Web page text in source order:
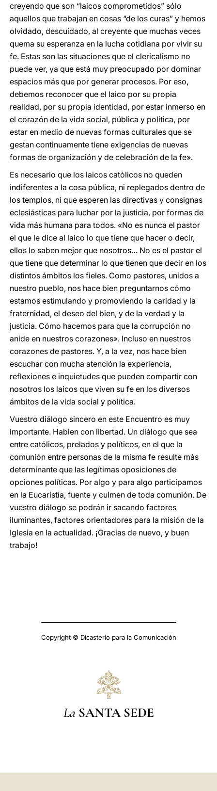
creyendo que son “laicos comprometidos” sólo
aquellos que trabajan en cosas “de los curas” y hemos
olvidado, descuidado, al creyente que muchas veces
quema su esperanza en la lucha cotidiana por vivir su
fe. Estas son las situaciones que el clericalismo no
puede ver, ya que está muy preocupado por dominar
espacios más que por generar procesos. Por eso,
debemos reconocer que el laico por su propia
realidad, por su propia identidad, por estar inmerso en
el corazón de la vida social, pública y política, por
estar en medio de nuevas formas culturales que se
gestan continuamente tiene exigencias de nuevas
formas de organización y de celebración de la fe».
Es necesario que los laicos católicos no queden
indiferentes a la cosa pública, ni replegados dentro de
los templos, ni que esperen las directivas y consignas
eclesiásticas para luchar por la justicia, por formas de
vida más humana para todos. «No es nunca el pastor
el que le dice al laico lo que tiene que hacer o decir,
ellos lo saben mejor que nosotros… No es el pastor el
que tiene que determinar lo que tienen que decir en los
distintos ámbitos los fieles. Como pastores, unidos a
nuestro pueblo, nos hace bien preguntarnos cómo
estamos estimulando y promoviendo la caridad y la
fraternidad, el deseo del bien, y de la verdad y la
justicia. Cómo hacemos para que la corrupción no
anide en nuestros corazones». Incluso en nuestros
corazones de pastores. Y, a la vez, nos hace bien
escuchar con mucha atención la experiencia,
reflexiones e inquietudes que pueden compartir con
nosotros los laicos que viven su fe en los diversos
ámbitos de la vida social y política.
Vuestro diálogo sincero en este Encuentro es muy
importante. Hablen con libertad. Un diálogo que sea
entre católicos, prelados y políticos, en el que la
comunión entre personas de la misma fe resulte más
determinante que las legítimas oposiciones de
opciones políticas. Por algo y para algo participamos
en la Eucaristía, fuente y culmen de toda comunión. De
vuestro diálogo se podrán ir sacando factores
iluminantes, factores orientadores para la misión de la
Iglesia en la actualidad. ¡Gracias de nuevo, y buen
trabajo!
Copyright © Dicasterio para la Comunicación
La SANTA SEDE